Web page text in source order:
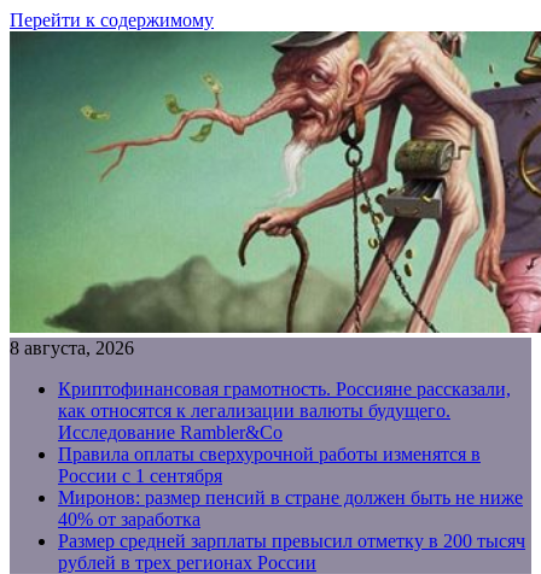
Перейти к содержимому
8 августа, 2026
Криптофинансовая грамотность. Россияне рассказали,
как относятся к легализации валюты будущего.
Исследование Rambler&Co
Правила оплаты сверхурочной работы изменятся в
России с 1 сентября
Миронов: размер пенсий в стране должен быть не ниже
40% от заработка
Размер средней зарплаты превысил отметку в 200 тысяч
рублей в трех регионах России